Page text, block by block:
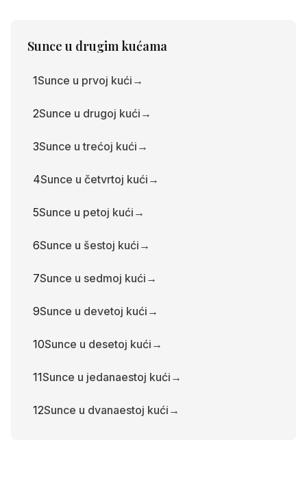
Sunce u drugim kućama
1Sunce u prvoj kući →
2Sunce u drugoj kući →
3Sunce u trećoj kući →
4Sunce u četvrtoj kući →
5Sunce u petoj kući →
6Sunce u šestoj kući →
7Sunce u sedmoj kući →
9Sunce u devetoj kući →
10Sunce u desetoj kući →
11Sunce u jedanaestoj kući →
12Sunce u dvanaestoj kući →